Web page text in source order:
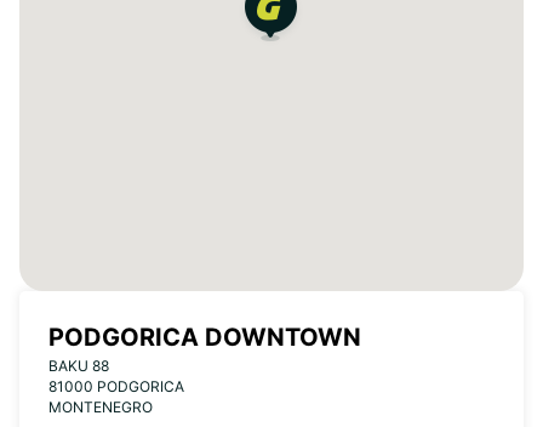
PODGORICA DOWNTOWN
BAKU 88
81000 PODGORICA
MONTENEGRO